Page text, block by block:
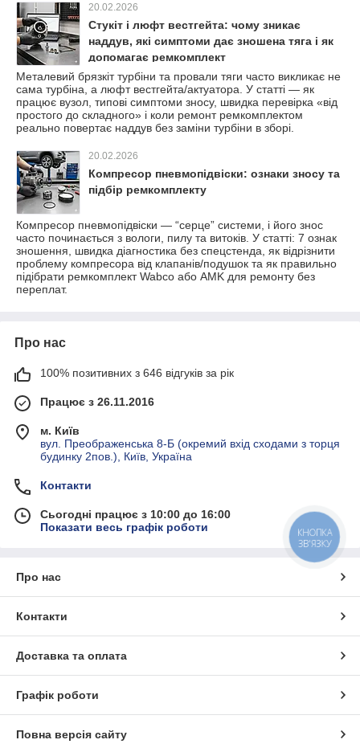
20.02.2026
Стукіт і люфт вестгейта: чому зникає
наддув, які симптоми дає зношена тяга і як
допомагає ремкомплект
Металевий брязкіт турбіни та провали тяги часто викликає не
сама турбіна, а люфт вестгейта/актуатора. У статті — як
працює вузол, типові симптоми зносу, швидка перевірка «від
простого до складного» і коли ремонт ремкомплектом
реально повертає наддув без заміни турбіни в зборі.
20.02.2026
Компресор пневмопідвіски: ознаки зносу та
підбір ремкомплекту
Компресор пневмопідвіски — “серце” системи, і його знос
часто починається з вологи, пилу та витоків. У статті: 7 ознак
зношення, швидка діагностика без спецстенда, як відрізнити
проблему компресора від клапанів/подушок та як правильно
підібрати ремкомплект Wabco або AMK для ремонту без
переплат.
Про нас
100% позитивних з 646 відгуків за рік
Працює з 26.11.2016
м. Київ
вул. Преображенська 8-Б (окремий вхід сходами з торця
будинку 2пов.), Київ, Україна
Контакти
Сьогодні працює з 10:00 до 16:00
Показати весь графік роботи
Про нас
Контакти
Доставка та оплата
Графік роботи
Повна версія сайту
КНОПКА
ЗВ'ЯЗКУ